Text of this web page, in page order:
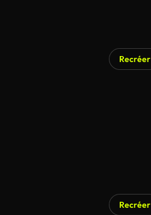
Recréer
Recréer